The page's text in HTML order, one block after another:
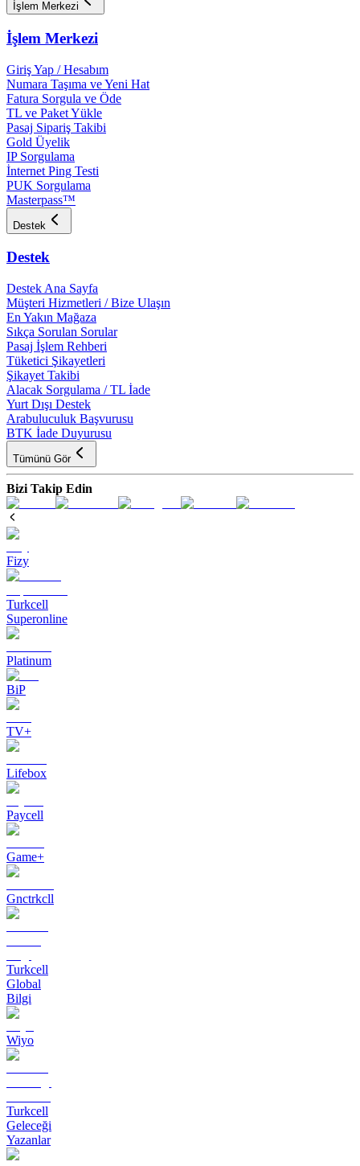
İşlem Merkezi
İşlem Merkezi
Giriş Yap / Hesabım
Numara Taşıma ve Yeni Hat
Fatura Sorgula ve Öde
TL ve Paket Yükle
Pasaj Sipariş Takibi
Gold Üyelik
IP Sorgulama
İnternet Ping Testi
PUK Sorgulama
Masterpass™
Destek
Destek
Destek Ana Sayfa
Müşteri Hizmetleri / Bize Ulaşın
En Yakın Mağaza
Sıkça Sorulan Sorular
Pasaj İşlem Rehberi
Tüketici Şikayetleri
Şikayet Takibi
Alacak Sorgulama / TL İade
Yurt Dışı Destek
Arabuluculuk Başvurusu
BTK İade Duyurusu
Tümünü Gör
Bizi Takip Edin
Fizy
Turkcell
Superonline
Platinum
BiP
TV+
Lifebox
Paycell
Game+
Gnctrkcll
Turkcell
Global
Bilgi
Wiyo
Turkcell
Geleceği
Yazanlar